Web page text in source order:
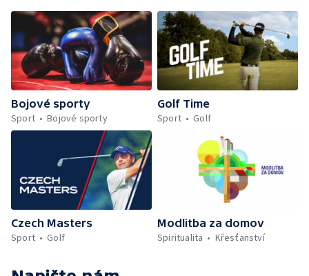
Bojové sporty
Sport
Bojové sporty
Golf Time
Sport
Golf
Czech Masters
Sport
Golf
Modlitba za domov
Spiritualita
Křesťanství